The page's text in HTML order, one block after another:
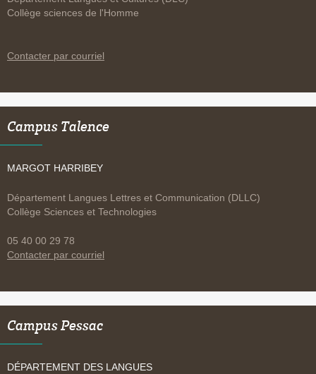
Collège sciences de l'Homme
Contacter par courriel
Campus Talence
MARGOT HARRIBEY
Département Langues Lettres et Communication (DLLC)
Collège Sciences et Technologies
05 40 00 29 78
Contacter par courriel
Campus Pessac
DÉPARTEMENT DES LANGUES